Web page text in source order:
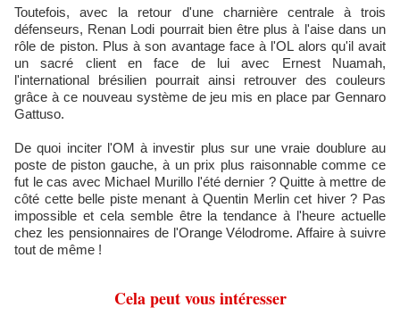
Toutefois, avec la retour d'une charnière centrale à trois
défenseurs, Renan Lodi pourrait bien être plus à l'aise dans un
rôle de piston. Plus à son avantage face à l'OL alors qu'il avait
un sacré client en face de lui avec Ernest Nuamah,
l'international brésilien pourrait ainsi retrouver des couleurs
grâce à ce nouveau système de jeu mis en place par Gennaro
Gattuso.
De quoi inciter l'OM à investir plus sur une vraie doublure au
poste de piston gauche, à un prix plus raisonnable comme ce
fut le cas avec Michael Murillo l'été dernier ? Quitte à mettre de
côté cette belle piste menant à Quentin Merlin cet hiver ? Pas
impossible et cela semble être la tendance à l'heure actuelle
chez les pensionnaires de l'Orange Vélodrome. Affaire à suivre
tout de même !
Cela peut vous intéresser